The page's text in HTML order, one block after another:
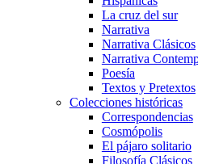
La cruz del sur
Narrativa
Narrativa Clásicos
Narrativa
Poesía
Textos y Pretextos
Colecciones históricas
Correspondencias
Cosmópolis
El pájaro solitario
Filosofía Clásicos